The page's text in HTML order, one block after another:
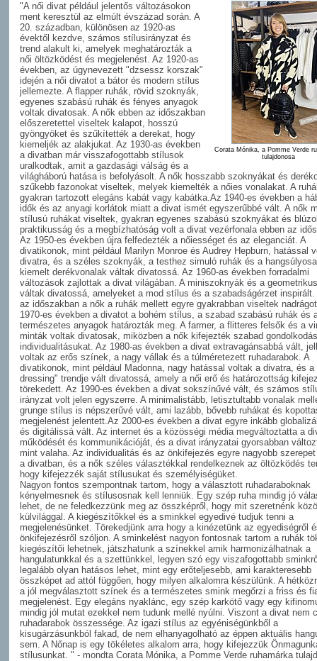
Corata Mónika, a Pomme Verde
tulajdonosa
"A női divat például jelentős változásokon
ment keresztül az elmúlt évszázad során. A
20. században, különösen az 1920-as
évektől kezdve, számos stílusirányzat és
trend alakult ki, amelyek meghatározták a
női öltözködést és megjelenést. Az 1920-as
években, az úgynevezett "dzsessz korszak"
idején a női divatot a bátor és modern stílus
jellemezte. A flapper ruhák, rövid szoknyák,
egyenes szabású ruhák és fényes anyagok
voltak divatosak. A nők ebben az időszakban
előszeretettel viseltek kalapot, hosszú
gyöngyöket és szűkítették a derekat, hogy
kiemeljék az alakjukat. Az 1930-as években
a divatban már visszafogottabb stílusok
uralkodtak, amit a gazdasági válság és a
világháború hatása is befolyásolt. A nők hosszabb szoknyákat és
szűkebb fazonokat viseltek, melyek kiemelték a nőies vonalakat. A
gyakran tartozott elegáns kabát vagy kabátka.Az 1940-es években a
idők és az anyagi korlátok miatt a divat ismét egyszerűbbé vált. A nők
stílusú ruhákat viseltek, gyakran egyenes szabású szoknyákat és
praktikusság és a megbízhatóság volt a divat vezérfonala ebben az
Az 1950-es években újra felfedezték a nőiességet és az eleganciát. A
divatikonok, mint például Marilyn Monroe és Audrey Hepburn, hatással
divatra, és a széles szoknyák, a testhez simuló ruhák és a
kiemelt derékvonalak váltak divatossá. Az 1960-as években forradalmi
változások zajlottak a divat világában. A miniszoknyák és a
váltak divatossá, amelyeket a mod stílus és a szabadságérzet inspirált.
az időszakban a nők a ruhák mellett egyre gyakrabban viseltek
1970-es években a divatot a bohém stílus, a szabad szabású ruhák és
természetes anyagok határozták meg. A farmer, a flitteres felsők és a
minták voltak divatosak, miközben a nők kifejezték szabad
individualitásukat. Az 1980-as években a divat extravagánsabbá vált,
voltak az erős színek, a nagy vállak és a túlméretezett ruhadarabok. A
divatikonok, mint például Madonna, nagy hatással voltak a divatra, és a
dressing" trendje vált divatossá, amely a női erő és határozottság
törekedett. Az 1990-es években a divat sokszínűvé vált, és számos
irányzat volt jelen egyszerre. A minimalistább, letisztultabb vonalak
grunge stílus is népszerűvé vált, ami lazább, bővebb ruhákat és
megjelenést jelentett.Az 2000-es években a divat egyre inkább
és digitálissá vált. Az internet és a közösségi média megváltoztatta a
működését és kommunikációját, és a divat irányzatai gyorsabban
mint valaha. Az individualitás és az önkifejezés egyre nagyobb
a divatban, és a nők széles választékkal rendelkeznek az öltözködés
hogy kifejezzék saját stílusukat és személyiségüket.
Nagyon fontos szempontnak tartom, hogy a választott ruhadaraboknak
kényelmesnek és stílusosnak kell lenniük. Egy szép ruha mindig jó
lehet, de ne feledkezzünk meg az összképről, hogy mit szeretnénk
külvilággal. A kiegészítőkkel és a sminkkel egyedivé tudjuk tenni a
megjelenésünket. Törekedjünk arra hogy a kinézetünk az egyediségről
önkifejezésről szóljon. A sminkelést nagyon fontosnak tartom a ruhák
kiegészítői lehetnek, játszhatunk a színekkel amik harmonizálhatnak a
hangulatunkkal és a szettünkkel, legyen szó egy viszafogottabb
legalább olyan hatásos lehet, mint egy erőteljesebb, ami karakteresebb
összképet ad attól függően, hogy milyen alkalomra készülünk. A
a jól megválasztott színek és a természetes smink megőrzi a friss és
megjelenést. Egy elegáns nyaklánc, egy szép karkötő vagy egy
mindig jól mutat ezekkel nem tudunk mellé nyúlni. Viszont a divat nem
ruhadarabok összessége. Az igazi stílus az egyéniségünkből a
kisugárzásunkból fakad, de nem elhanyagolható az éppen aktuális
sem. A Nőnap is egy tökéletes alkalom arra, hogy kifejezzük
stílusunkat. " - mondta Corata Mónika, a Pomme Verde ruhamárka